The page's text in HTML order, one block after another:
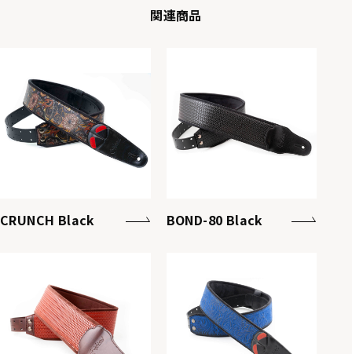
関連商品
CRUNCH Black BOND-80 Black